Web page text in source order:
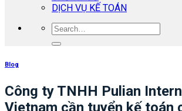
DỊCH VỤ KẾ TOÁN
Blog
Công ty TNHH Pulian
Vietnam cần tuyển kế toán